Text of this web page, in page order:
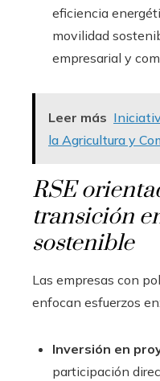
eficiencia
movilidad
empresarial y
Leer más
la Agricultura y
RSE
transición
sostenible
Las empresas con
enfocan esfuerzos en:
Inversión en
participación